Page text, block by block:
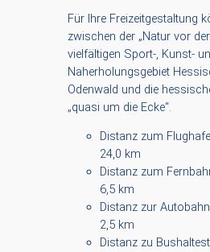
Für Ihre Freizeitgestaltung
zwischen der „Natur vor
vielfältigen Sport-, Kunst-
Naherholungsgebiet
Odenwald und die
„quasi um die Ecke“.
Distanz zum
24,0 km
Distanz zum
6,5 km
Distanz zur
2,5 km
Distanz zu